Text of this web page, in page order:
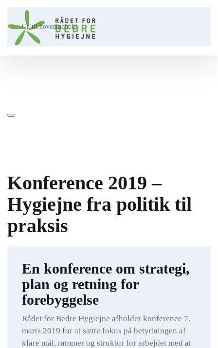
Gå til hovedindhold
Konference 2019 –
Hygiejne fra politik til
praksis
En konference om strategi,
plan og retning for
forebyggelse
Rådet for Bedre Hygiejne afholder konference 7.
marts 2019 for at sætte fokus på betydningen af
klare mål, rammer og struktur for arbejdet med at